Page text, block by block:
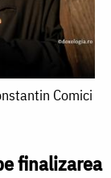
Comici
finalizarea